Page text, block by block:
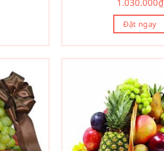
Đặt ngay